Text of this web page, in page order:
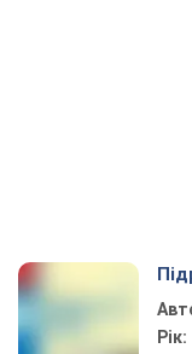
Рік: